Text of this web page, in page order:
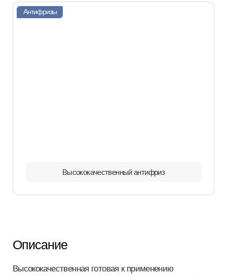
Антифризы
Высококачественный антифриз
Описание
Высококачественная готовая к применению